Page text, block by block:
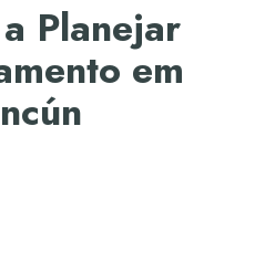
Planejar
em